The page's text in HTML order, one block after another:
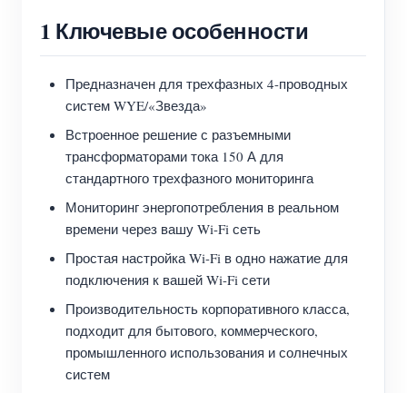
Блог
Форум
App Store
PV-рейтинг
О нас
1 Ключевые особенности
Предназначен для трехфазных 4-проводных
систем WYE/«Звезда»
Встроенное решение с разъемными
трансформаторами тока 150 А для
стандартного трехфазного мониторинга
Мониторинг энергопотребления в реальном
времени через вашу Wi-Fi сеть
Простая настройка Wi-Fi в одно нажатие для
подключения к вашей Wi-Fi сети
Производительность корпоративного класса,
подходит для бытового, коммерческого,
промышленного использования и солнечных
систем